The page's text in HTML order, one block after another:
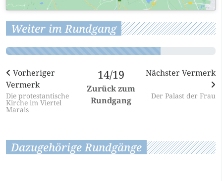
Weiter im Rundgang
Vorheriger
Vermerk
Die protestantische
Kirche im Viertel
Marais
14/19
Zurück zum
Rundgang
Nächster Vermerk
Der Palast der Frau
Dazugehörige Rundgänge